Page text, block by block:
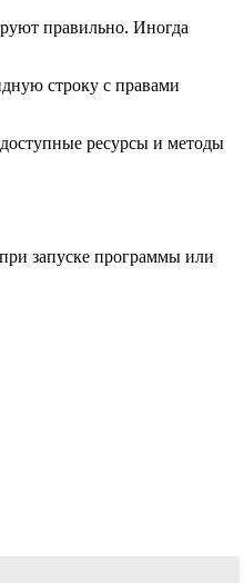
правильно. Иногда
строку с правами
ресурсы и методы
запуске программы или